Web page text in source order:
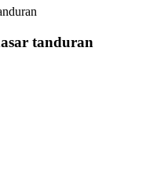
tanduran